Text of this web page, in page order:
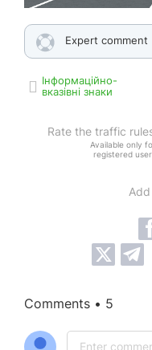
Expert comment
Інформаційно-
вказівні знаки
Rate the traffic
Available only
registered
Comments • 5